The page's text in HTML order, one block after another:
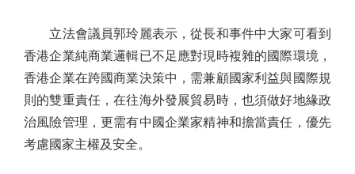
立法會議員郭玲麗表示，從長和事件中大家可看到
香港企業純商業邏輯已不足應對現時複雜的國際環境，
香港企業在跨國商業決策中，需兼顧國家利益與國際規
則的雙重責任，在往海外發展貿易時，也須做好地緣政
治風險管理，更需有中國企業家精神和擔當責任，優先
考慮國家主權及安全。